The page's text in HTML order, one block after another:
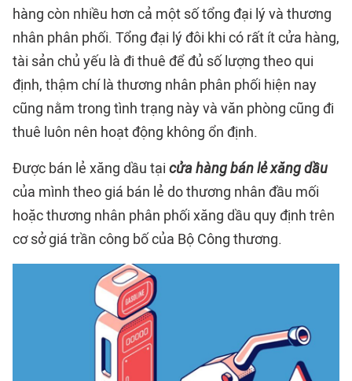
hàng còn nhiều hơn cả một số tổng đại lý và thương
nhân phân phối. Tổng đại lý đôi khi có rất ít cửa hàng,
tài sản chủ yếu là đi thuê để đủ số lượng theo qui
định, thậm chí là thương nhân phân phối hiện nay
cũng nằm trong tình trạng này và văn phòng cũng đi
thuê luôn nên hoạt động không ổn định.
Được bán lẻ xăng dầu tại cửa hàng bán lẻ xăng dầu
của mình theo giá bán lẻ do thương nhân đầu mối
hoặc thương nhân phân phối xăng dầu quy định trên
cơ sở giá trần công bố của Bộ Công thương.